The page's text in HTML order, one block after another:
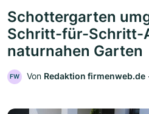
Schottergarten
Schritt-für-Schritt-
naturnahen Garten
FW Von Redaktion firmenweb.de ‧